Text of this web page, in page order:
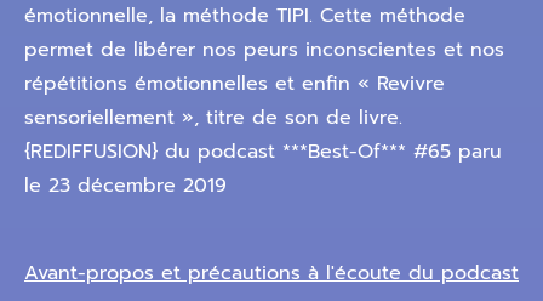
émotionnelle, la méthode TIPI. Cette méthode
permet de libérer nos peurs inconscientes et nos
répétitions émotionnelles et enfin « Revivre
sensoriellement », titre de son de livre.
{REDIFFUSION} du podcast ***Best-Of*** #65 paru
le 23 décembre 2019
Avant-propos et précautions à l'écoute du podcast